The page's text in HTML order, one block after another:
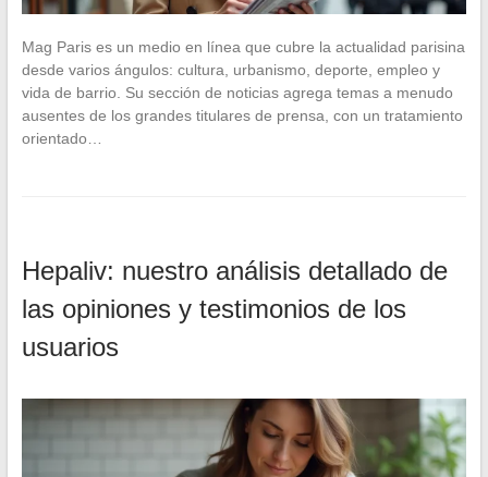
Mag Paris es un medio en línea que cubre la actualidad parisina
desde varios ángulos: cultura, urbanismo, deporte, empleo y
vida de barrio. Su sección de noticias agrega temas a menudo
ausentes de los grandes titulares de prensa, con un tratamiento
orientado…
Hepaliv: nuestro análisis detallado de
las opiniones y testimonios de los
usuarios